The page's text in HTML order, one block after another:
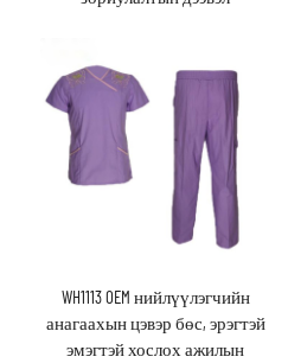
WH1113 OEM нийлүүлэгчийн
анагаахын цэвэр бөс, эрэгтэй
эмэгтэй хослох ажилын